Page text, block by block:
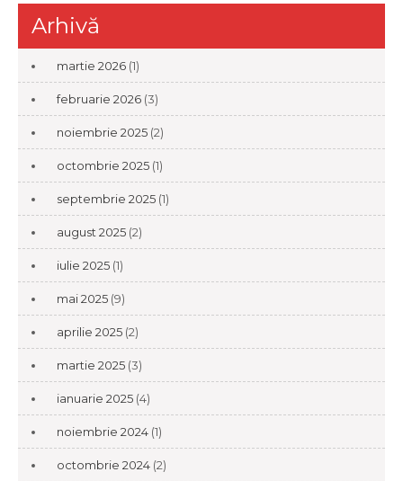
Arhivă
martie 2026 (1)
februarie 2026 (3)
noiembrie 2025 (2)
octombrie 2025 (1)
septembrie 2025 (1)
august 2025 (2)
iulie 2025 (1)
mai 2025 (9)
aprilie 2025 (2)
martie 2025 (3)
ianuarie 2025 (4)
noiembrie 2024 (1)
octombrie 2024 (2)